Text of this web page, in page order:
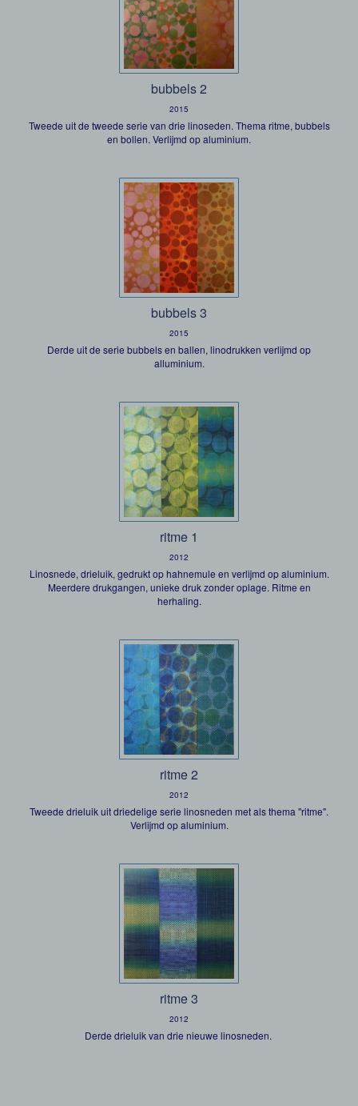
bubbels 2
2015
Tweede uit de tweede serie van drie linoseden. Thema ritme, bubbels
en bollen. Verlijmd op aluminium.
bubbels 3
2015
Derde uit de serie bubbels en ballen, linodrukken verlijmd op
alluminium.
ritme 1
2012
Linosnede, drieluik, gedrukt op hahnemule en verlijmd op aluminium.
Meerdere drukgangen, unieke druk zonder oplage. Ritme en
herhaling.
ritme 2
2012
Tweede drieluik uit driedelige serie linosneden met als thema "ritme".
Verlijmd op aluminium.
ritme 3
2012
Derde drieluik van drie nieuwe linosneden.